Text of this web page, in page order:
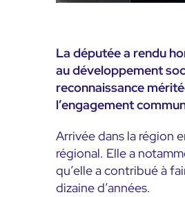
La députée a rendu
au développement
reconnaissance
l’engagement
Arrivée dans la région
régional. Elle a
qu’elle a contribué à
dizaine d’années.